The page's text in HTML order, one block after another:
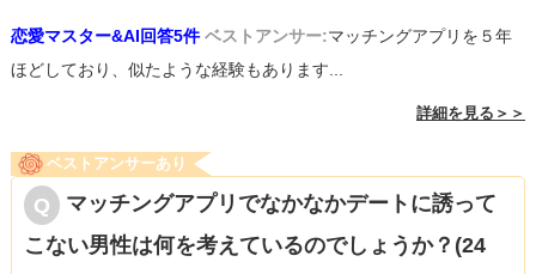
恋愛マスター&AI回答5件 ベストアンサー:マッチングアプリを５年
ほどしており、似たような経験もあります...
詳細を見る＞＞
ベストアンサーあり
マッチングアプリでなかなかデートに誘って
こない男性は何を考えているのでしょうか？(24